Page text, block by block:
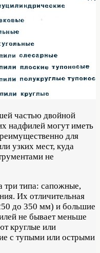
частью двойной
надфилей могут иметь
для
узких мест, куда
не
три типа: сапожные,
Их отличительная
до 350 мм) и большие
не бывает меньше
круглые или
с тупыми или острыми